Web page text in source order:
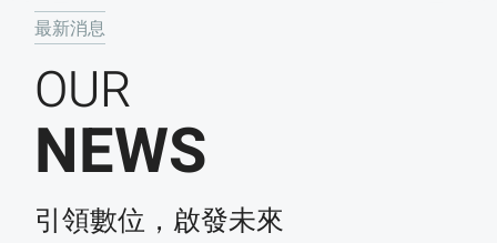
最新消息
OUR
NEWS
引領數位，啟發未來